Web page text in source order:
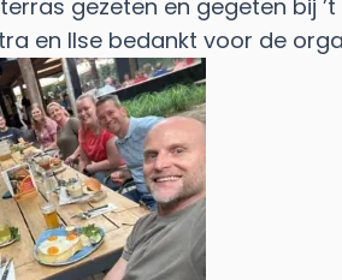
gezeten en gegeten bij
en Ilse bedankt voor de